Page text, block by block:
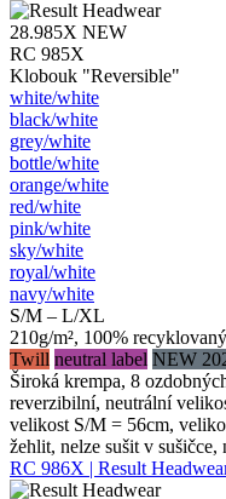
28.985X NEW
RC 985X
Klobouk "Reversible"
white/​white
black/​white
grey/​white
bottle/​white
orange/​white
red/​white
pink/​white
sky/​white
royal/​white
navy/​white
S/M – L/XL
210g/m², 100%
Twill neutral label NEW
Široká krempa, 8
reverzibilní, neutrální
velikost S/M = 56cm,
žehlit, nelze sušit v
RC 986X | Result